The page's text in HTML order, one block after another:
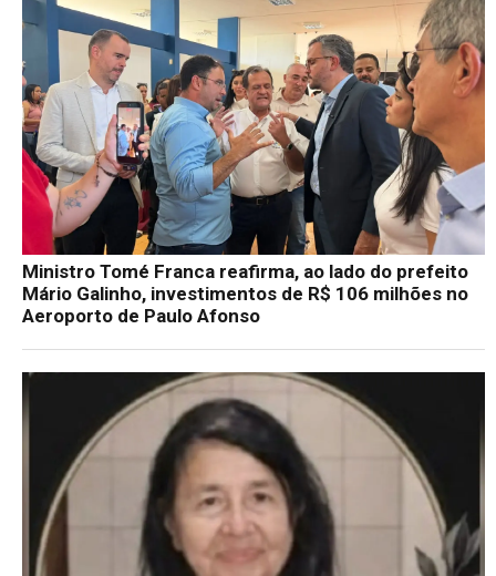
Ministro Tomé Franca reafirma, ao lado do prefeito
Mário Galinho, investimentos de R$ 106 milhões no
Aeroporto de Paulo Afonso